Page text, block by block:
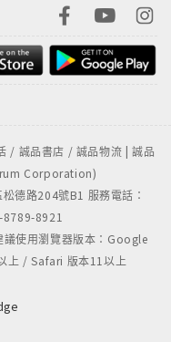
/ 誠品書店 / 誠品物流 | 誠品
Corporation)
德路204號B1 服務電話：
8921
議使用瀏覽器版本：Google
上 / Safari 版本11以上